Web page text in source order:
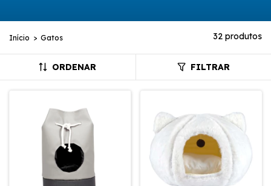
Início > Gatos 32 produtos
ORDENAR FILTRAR